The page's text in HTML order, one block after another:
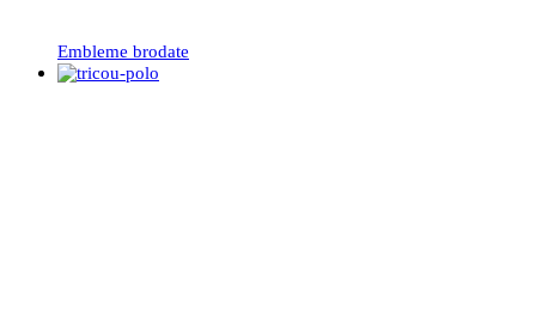
Embleme brodate